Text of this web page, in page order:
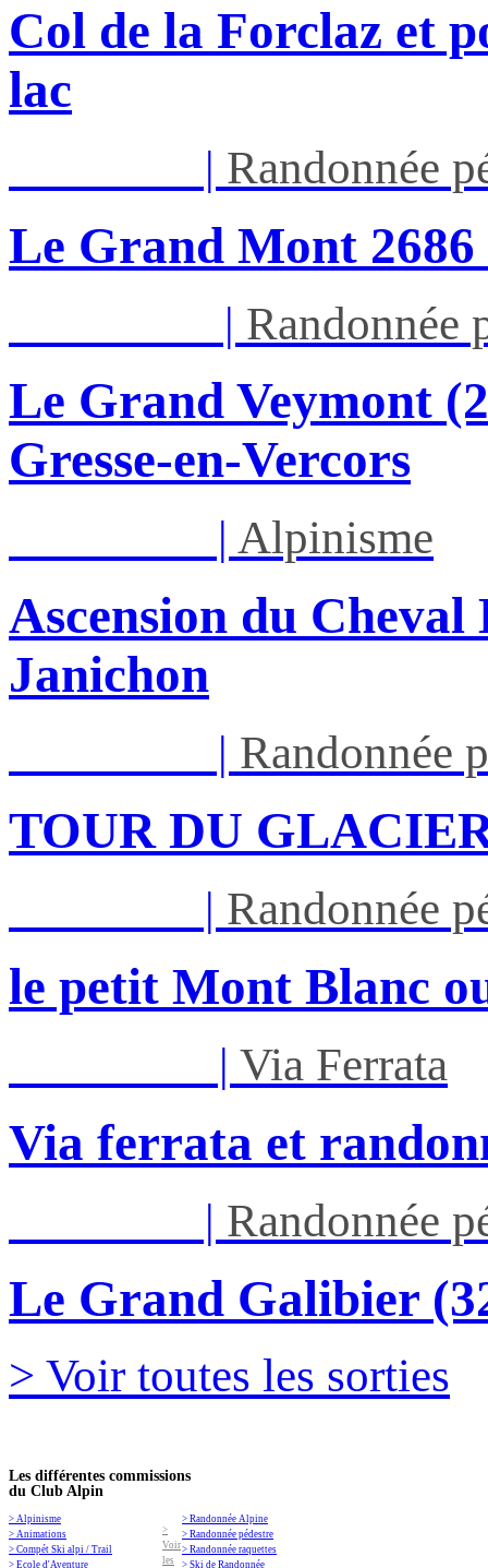
Col de la Forclaz et
lac
| Randonnée
Le Grand Mont
| Randonnée
Le Grand Veymont
Gresse-en-Vercors
| Alpinisme
Ascension du
Janichon
| Randonnée
TOUR DU
| Randonnée
le petit Mont Blanc
| Via Ferrata
Via ferrata et
| Randonnée
Le Grand Galibier
> Voir toutes les sorties
Les différentes commissions
du Club Alpin
> Alpinisme
> Animations
> Compét Ski alpi / Trail
> Ecole d'Aventure
> Randonnée Alpine
> Randonnée pédestre
> Randonnée raquettes
> Ski de Randonnée
>
Voir
les